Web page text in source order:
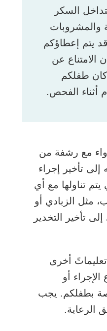
السكر
والمشروبات
يتم إعطاؤكم
الامتناع عن
كان طفلكم
أثناء الفحص.
مع رشفة من
تأخير إجراء
يتم تناولها مع أي
مثل الزبادي أو
تأخير التخدير
أخرى
أو
بطفلكم. يجب
الرعاية.